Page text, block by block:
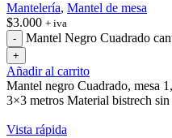
Mantelería, Mantel de mesa
$3.000 + iva
Mantel Negro Cuadrado
Añadir al carrito
Mantel negro Cuadrado, mesa
3×3 metros Material bistrech sin
Vista rápida